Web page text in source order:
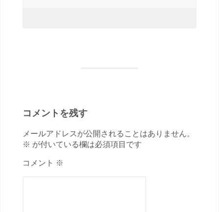
コメントを残す
メールアドレスが公開されることはありません。
※ が付いている欄は必須項目です
コメント ※